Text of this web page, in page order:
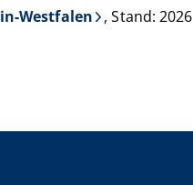
Westfalen , Stand: 2026